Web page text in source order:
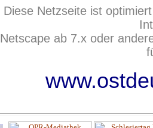
Diese Netzseite ist
Netscape ab 7.x oder